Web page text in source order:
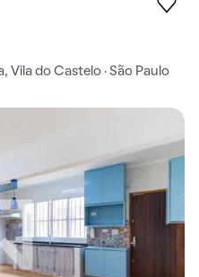
Vila do Castelo · São Paulo